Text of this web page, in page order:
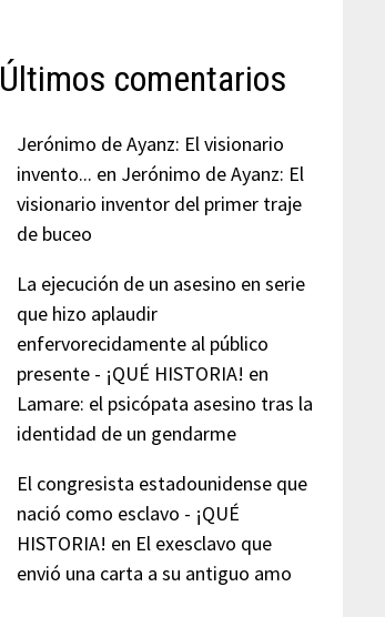
Últimos comentarios
Jerónimo de Ayanz: El visionario
invento... en Jerónimo de Ayanz: El
visionario inventor del primer traje
de buceo
La ejecución de un asesino en serie
que hizo aplaudir
enfervorecidamente al público
presente - ¡QUÉ HISTORIA! en
Lamare: el psicópata asesino tras la
identidad de un gendarme
El congresista estadounidense que
nació como esclavo - ¡QUÉ
HISTORIA! en El exesclavo que
envió una carta a su antiguo amo